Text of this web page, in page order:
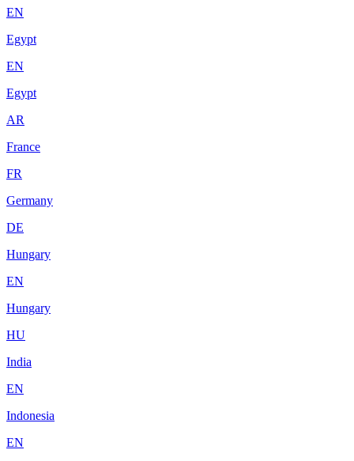
EN
Egypt
EN
Egypt
AR
France
FR
Germany
DE
Hungary
EN
Hungary
HU
India
EN
Indonesia
EN